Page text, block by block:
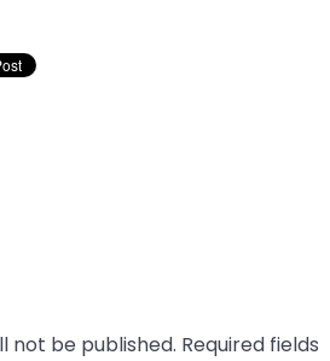
not be published. Required fields